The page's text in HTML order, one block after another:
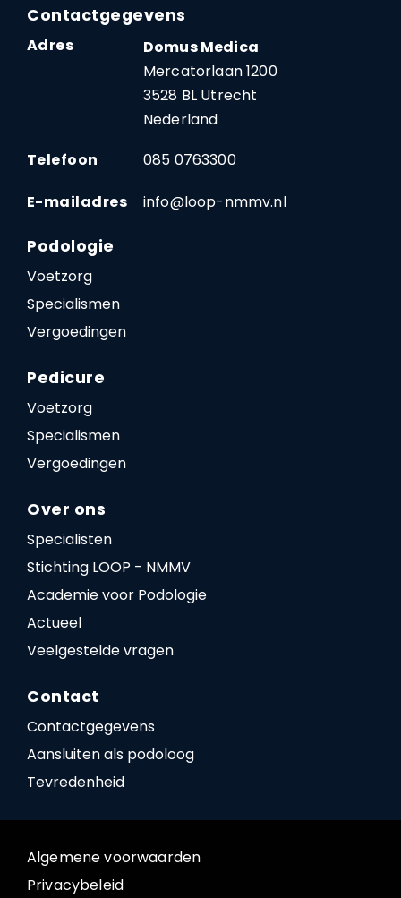
Contactgegevens
Adres
Domus Medica
Mercatorlaan 1200
3528 BL Utrecht
Nederland
Telefoon
085 0763300
E-mailadres info@loop-nmmv.nl
Podologie
Voetzorg
Specialismen
Vergoedingen
Pedicure
Voetzorg
Specialismen
Vergoedingen
Over ons
Specialisten
Stichting LOOP - NMMV
Academie voor Podologie
Actueel
Veelgestelde vragen
Contact
Contactgegevens
Aansluiten als podoloog
Tevredenheid
Algemene voorwaarden
Privacybeleid